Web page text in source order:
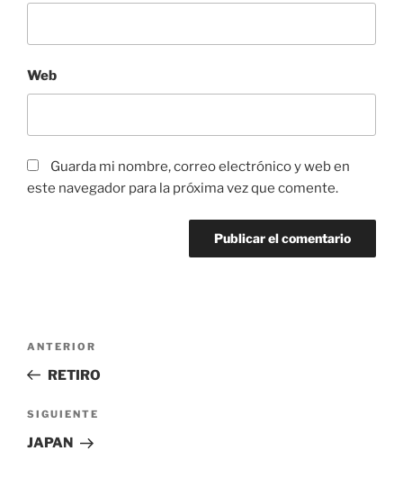
Web
Guarda mi nombre, correo electrónico y web en
este navegador para la próxima vez que comente.
entradas
Entrada
anterior:
ANTERIOR
RETIRO
Siguiente
entrada
SIGUIENTE
JAPAN